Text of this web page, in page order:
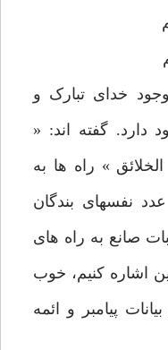
خدای تبارک و
دارد. گفته اند: «
» راه ها به
نفسهای بندگان
صانع به راه های
اشاره کنیم، خوب
پیامبر و ائمه